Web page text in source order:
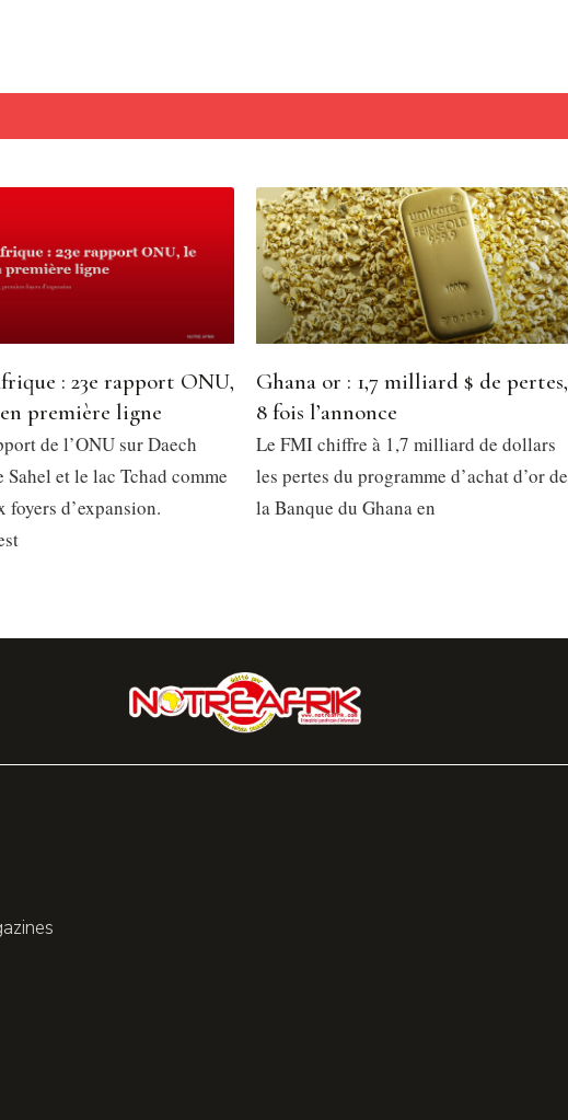
: 23e rapport ONU,
première ligne
de l’ONU sur Daech
et le lac Tchad comme
d’expansion.
Ghana or : 1,7 milliard $ de pertes,
8 fois l’annonce
Le FMI chiffre à 1,7 milliard de dollars
les pertes du programme d’achat d’or de
la Banque du Ghana en